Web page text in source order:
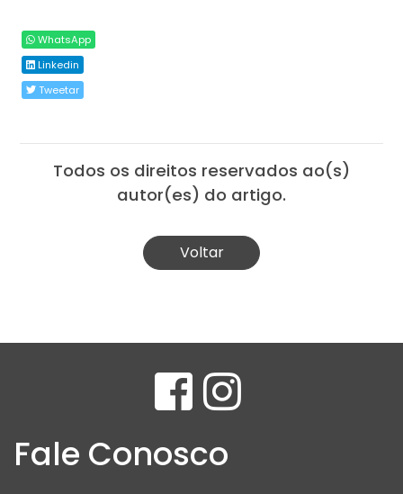
WhatsApp
Linkedin
Tweetar
Todos os direitos reservados ao(s)
autor(es) do artigo.
Voltar
Fale Conosco